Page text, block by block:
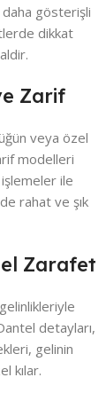
gösterişli
dikkat
Zarif
veya özel
modelleri
ile
rahat ve şık
Zarafet
detayları,
gelinin
kılar.